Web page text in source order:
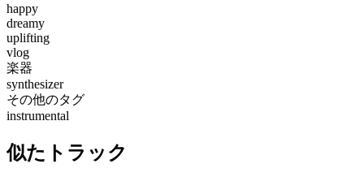
happy
dreamy
uplifting
vlog
楽器
synthesizer
その他のタグ
instrumental
似たトラック